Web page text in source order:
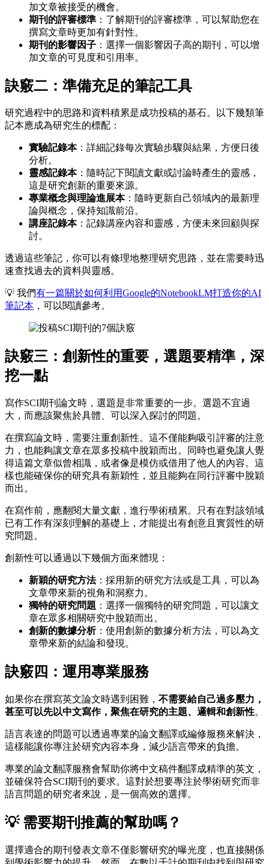
加文章被接受的機會。
期刊的評審標準 ：了解期刊的評審標準，可以幫助您在
撰寫文章時更加有針對性。
期刊的影響因子 ：選擇一個影響因子高的期刊，可以增
加文章的可見度和引用率。
訣竅二：準備充足的筆記工具
研究過程中的思路和資料積累是成功投稿的基石。以下幾類筆
記本應成為研究生的標配：
實驗記錄本：詳細記錄每次實驗步驟與結果，方便日後
分析。
靈感記錄本：隨時記下閱讀文獻或討論時產生的靈感，
這是研究創新的重要來源。
專業概念與理論進展本：隨時更新自己領域內的最新理
論與概念，保持知識前沿。
講座記錄本：記錄講座內容和靈感，方便未來回顧與探
討。
透過這些筆記，你可以有條理地整理研究思路，並在需要時迅
速查找過去的資料與靈感。
💡 我們有一篇關於如何利用Google的NotebookLM打造你的AI
筆記本 ，可以閱讀參考。
訣竅三：創新性的重要，選題要精準，深
挖一點
寫作SCI期刊論文時，選題是非常重要的一步。選題不宜過
大，而應該聚焦於具體、可以深入探討的問題。
在撰寫論文時，需要注重創新性。這不僅能夠吸引評審的注意
力，也能夠讓文章在眾多投稿中脫穎而出。同時也避免讓人覺
得這篇文章似曾相識，或者像是模仿或借用了他人的內容。這
樣也能確保你的研究具有新穎性，並且能夠在同行評審中脫穎
而出。
在寫作前，應翻閱大量文獻，進行學術積累。只有在對該領域
已有工作有深刻理解的基礎上，才能提出有創意且實質性的研
究問題。
創新性可以通過以下幾個方面來體現：
新穎的研究方法：採用新的研究方法或是工具，可以為
文章帶來新的視角和洞察力。
獨特的研究問題 ：選擇一個獨特的研究問題，可以讓文
章在眾多相關研究中脫穎而出。
創新的數據分析：使用創新的數據分析方法，可以為文
章帶來新的結論和發現。
訣竅四：運用專業服務
如果你在撰寫英文論文時遇到困難， 不需要給自己過多壓力，
甚至可以先以中文寫作，聚焦在研究的主題、邏輯和創新性。
語言表達的問題可以透過專業的論文翻譯或編修服務來解決，
這樣能讓你專注於研究內容本身，減少語言帶來的負擔。
專業的論文翻譯服務會幫助你將中文稿件翻譯成精準的英文，
並確保符合SCI期刊的要求。這對於想要專注於學術研究而非
語言問題的研究者來說，是一個高效的選擇。
💡 需要期刊推薦的幫助嗎？
選擇適合的期刊發表文章不僅影響研究的曝光度，也直接關係